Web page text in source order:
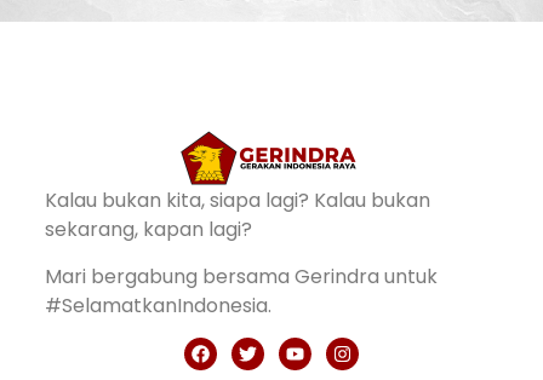
Kalau bukan kita, siapa lagi? Kalau bukan
sekarang, kapan lagi?
Mari bergabung bersama Gerindra untuk
#SelamatkanIndonesia.